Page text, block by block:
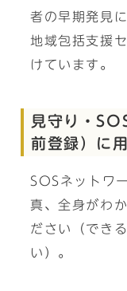
者の早期発見
地域包括支援
けています。
見守り・
前登録）に
SOSネットワ
真、全身がわ
ださい（でき
い）。